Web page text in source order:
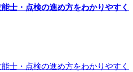
士・点検の進め方をわかりやすく
士・点検の進め方をわかりやすく